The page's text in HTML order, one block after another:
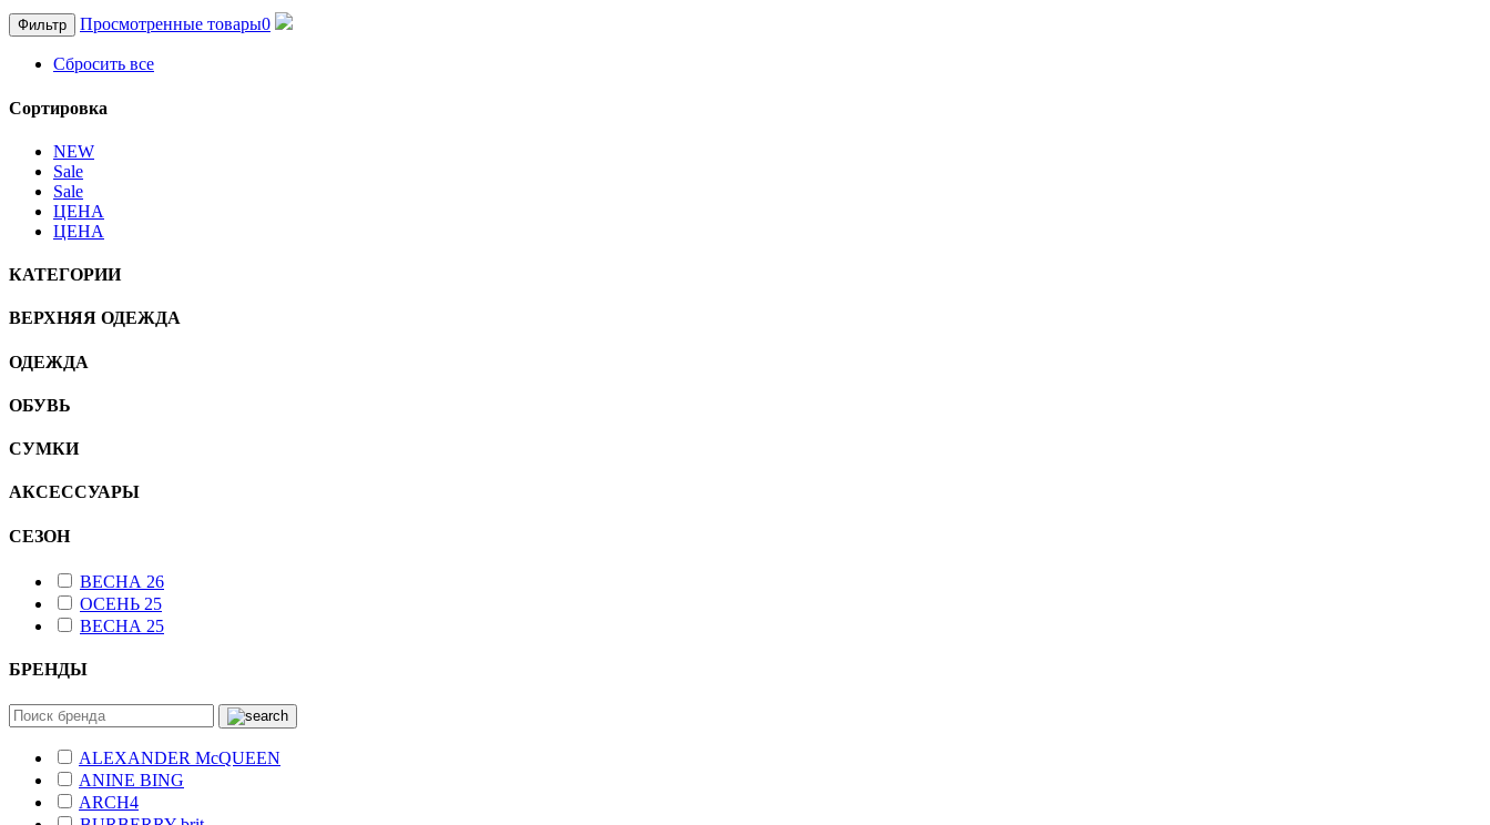
Фильтр Просмотренные товары0
Сбросить все
Сортировка
NEW
Sale
Sale
ЦЕНА
ЦЕНА
КАТЕГОРИИ
ВЕРХНЯЯ ОДЕЖДА
ОДЕЖДА
ОБУВЬ
СУМКИ
АКСЕССУАРЫ
СЕЗОН
ВЕСНА 26
ОСЕНЬ 25
ВЕСНА 25
БРЕНДЫ
ALEXANDER McQUEEN
ANINE BING
ARCH4